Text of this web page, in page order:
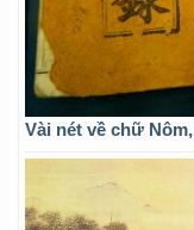
Vài nét về chữ